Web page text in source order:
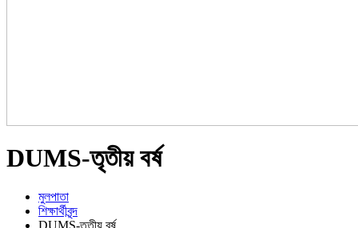
DUMS-তৃতীয় বর্ষ
মুলপাতা
শিক্ষার্থীবৃন্দ
DUMS-তৃতীয় বর্ষ